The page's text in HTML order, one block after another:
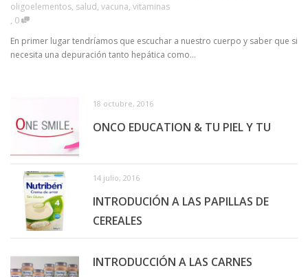
oligoelementos, salud, vacuna, vitaminas
, 0
En primer lugar tendríamos que escuchar a nuestro cuerpo y saber que si
necesita una depuración tanto hepática como...
18 octubre, 2016
ONCO EDUCATION & TU PIEL Y TU
14 julio, 2016
INTRODUCIÓN A LAS PAPILLAS DE
CEREALES
INTRODUCCIÓN A LAS CARNES